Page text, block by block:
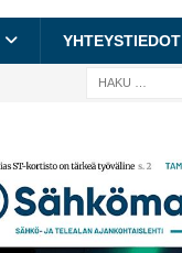
YHTEYSTIEDOT